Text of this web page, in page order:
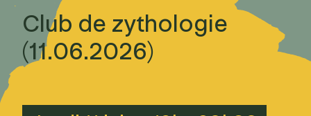
Club de zythologie
(11.06.2026)